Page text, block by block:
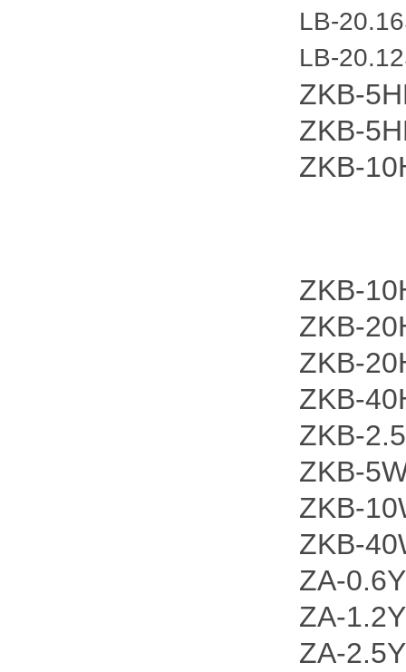
LB-
LB-
ZKB-
ZKB-
ZKB-
ZKB-
ZKB-
ZKB-
ZKB-
ZKB-
ZKB-
ZKB-
ZKB-
ZA-0.6Y
ZA-
ZA-